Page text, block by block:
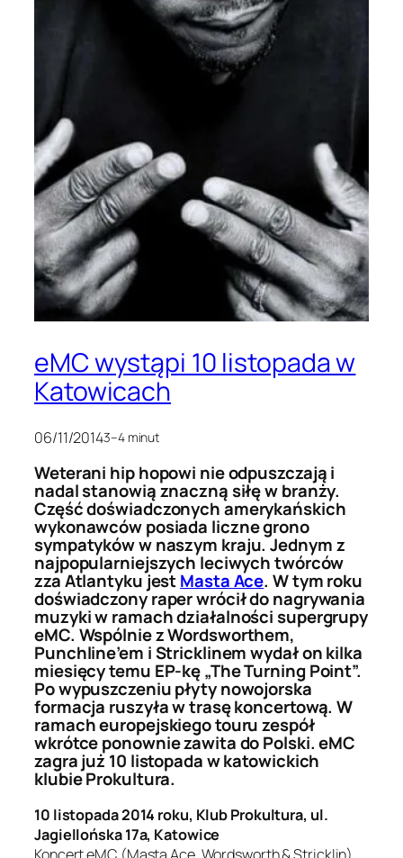
eMC wystąpi 10 listopada w
Katowicach
06/11/20143–4 minut
Weterani hip hopowi nie odpuszczają i
nadal stanowią znaczną siłę w branży.
Część doświadczonych amerykańskich
wykonawców posiada liczne grono
sympatyków w naszym kraju. Jednym z
najpopularniejszych leciwych twórców
zza Atlantyku jestMasta Ace. W tym roku
doświadczony raper wrócił do nagrywania
muzyki w ramach działalności supergrupy
eMC. Wspólnie z Wordsworthem,
Punchline’em i Stricklinem wydał on kilka
miesięcy temu EP-kę „The Turning Point”.
Po wypuszczeniu płyty nowojorska
formacja ruszyła w trasę koncertową. W
ramach europejskiego touru zespół
wkrótce ponownie zawita do Polski. eMC
zagra już 10 listopada w katowickich
klubie Prokultura.
10 listopada 2014 roku, Klub Prokultura, ul.
Jagiellońska 17a, Katowice